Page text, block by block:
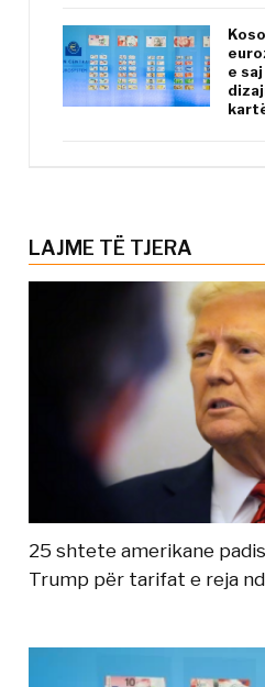
e
LAJME TË TJERA
25 shtete amerikane
Trump për tarifat e reja